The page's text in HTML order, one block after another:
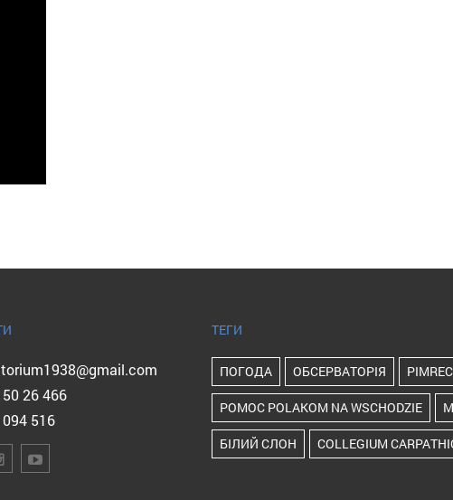
26 466
516
ТЕГИ
ПОГОДА ОБСЕРВАТОРІЯ PIMREC
POMOC POLAKOM NA WSCHODZIE
БІЛИЙ СЛОН COLLEGIUM